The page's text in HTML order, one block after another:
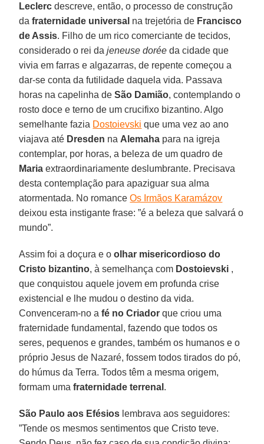
Leclerc descreve, então, o processo de construção
dafraternidade universal na trejetória de Francisco
de Assis. Filho de um rico comerciante de tecidos,
considerado o rei dajeneuse dorée da cidade que
vivia em farras e algazarras, de repente começou a
dar-se conta da futilidade daquela vida. Passava
horas na capelinha deSão Damião, contemplando o
rosto doce e terno de um crucifixo bizantino. Algo
semelhante fazia Dostoievski que uma vez ao ano
viajava até Dresden na Alemaha para na igreja
contemplar, por horas, a beleza de um quadro de
Maria extraordinariamente deslumbrante. Precisava
desta contemplação para apaziguar sua alma
atormentada. No romanceOs Irmãos Karamázov
deixou esta instigante frase: ”é a beleza que salvará o
mundo”.
Assim foi a doçura e oolhar misericordioso do
Cristo bizantino, à semelhança com Dostoievski ,
que conquistou aquele jovem em profunda crise
existencial e lhe mudou o destino da vida.
Convenceram-no afé no Criador que criou uma
fraternidade fundamental, fazendo que todos os
seres, pequenos e grandes, também os humanos e o
próprio Jesus de Nazaré, fossem todos tirados do pó,
do húmus da Terra. Todos têm a mesma origem,
formam umafraternidade terrenal .
São Paulo aos Efésios lembrava aos seguidores:
”Tende os mesmos sentimentos que Cristo teve.